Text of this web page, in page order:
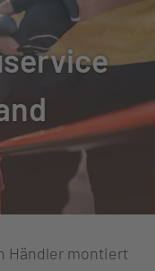
Händler montiert